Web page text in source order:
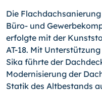
Die
Büro- und
erfolgte mit der
AT-18. Mit
Sika führte der
Modernisierung der
Statik des Altbestands